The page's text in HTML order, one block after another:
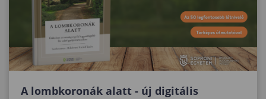
A lombkoronák alatt - új digitális